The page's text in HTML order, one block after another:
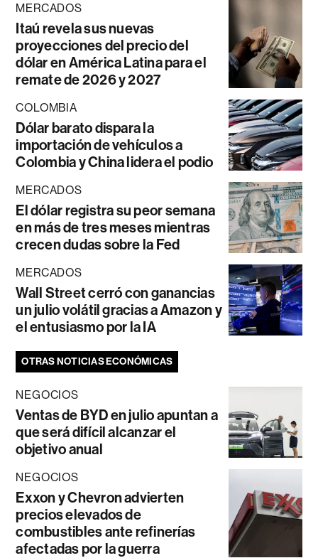
MERCADOS
Itaú revela sus nuevas
proyecciones del precio del
dólar en América Latina para el
remate de 2026 y 2027
COLOMBIA
Dólar barato dispara la
importación de vehículos a
Colombia y China lidera el podio
MERCADOS
El dólar registra su peor semana
en más de tres meses mientras
crecen dudas sobre la Fed
MERCADOS
Wall Street cerró con ganancias
un julio volátil gracias a Amazon y
el entusiasmo por la IA
OTRAS NOTICIAS ECONÓMICAS
NEGOCIOS
Ventas de BYD en julio apuntan a
que será difícil alcanzar el
objetivo anual
NEGOCIOS
Exxon y Chevron advierten
precios elevados de
combustibles ante refinerías
afectadas por la guerra